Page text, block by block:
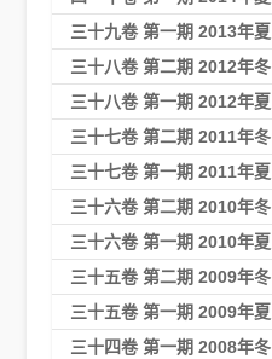
三十九卷 第一期 2013年夏
三十八卷 第二期 2012年冬
三十八卷 第一期 2012年夏
三十七卷 第二期 2011年冬
三十七卷 第一期 2011年夏
三十六卷 第二期 2010年冬
三十六卷 第一期 2010年夏
三十五卷 第二期 2009年冬
三十五卷 第一期 2009年夏
三十四卷 第一期 2008年冬